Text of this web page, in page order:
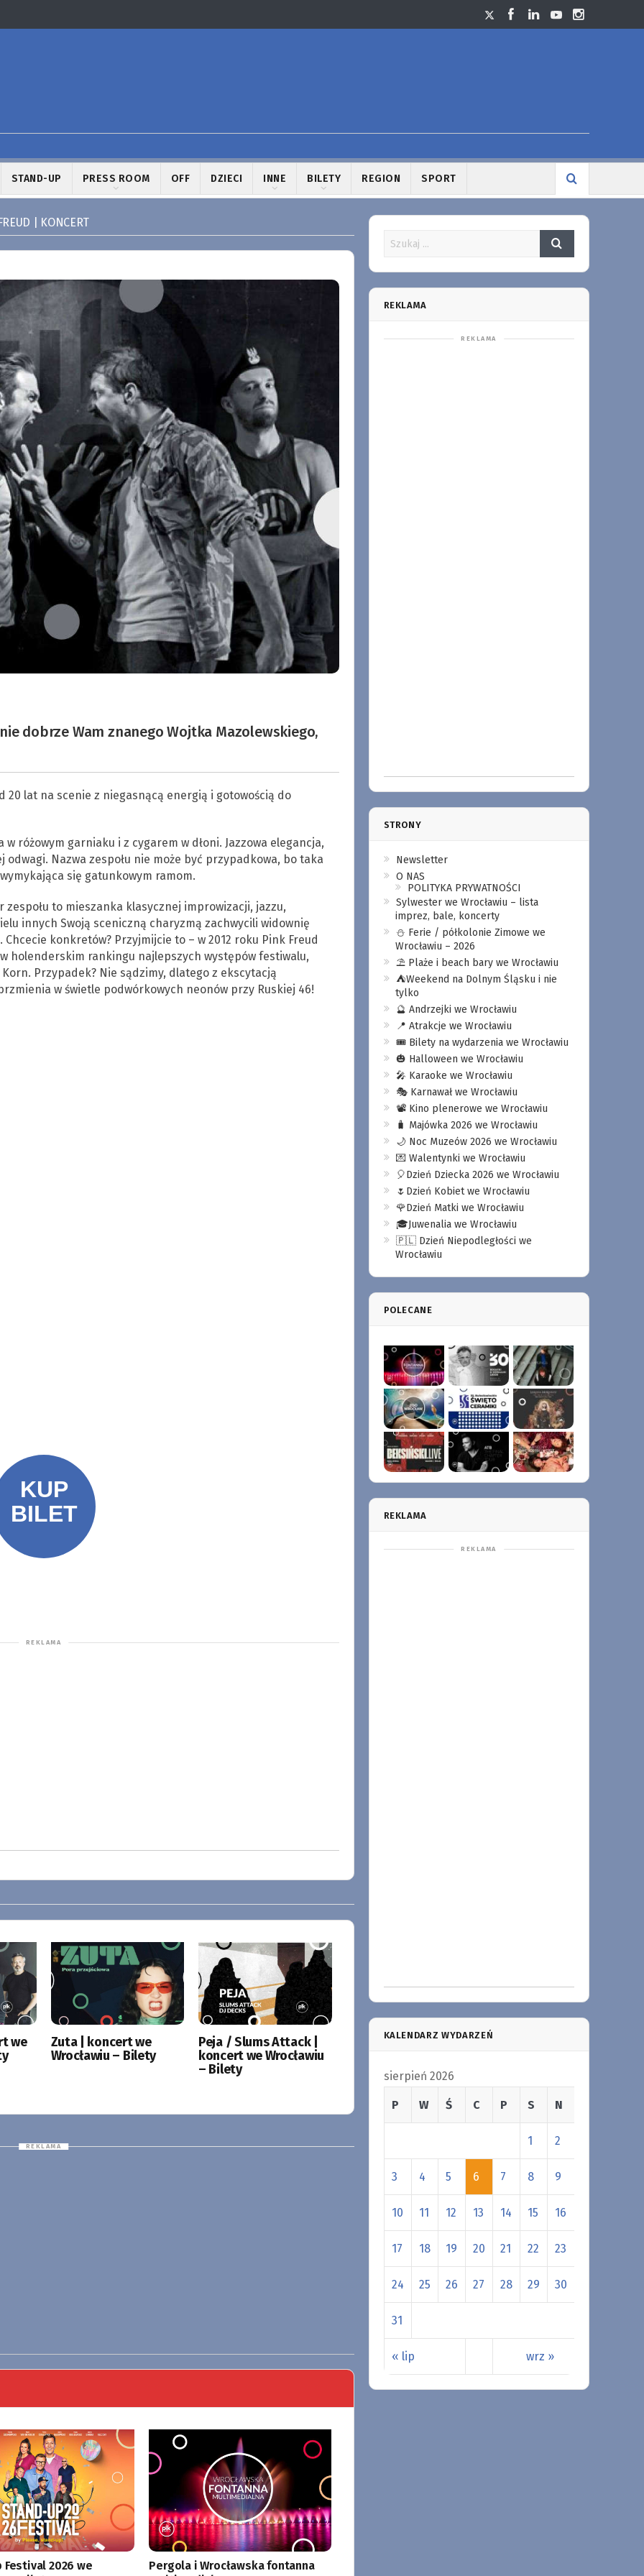
STAND-UP PRESS ROOM OFF DZIECI INNE BILETY REGION SPORT
| KONCERT
dobrze Wam znanego Wojtka Mazolewskiego,
20 lat na scenie z niegasnącą energią i gotowością do
różowym garniaku i z cygarem w dłoni. Jazzowa elegancja,
Nazwa zespołu nie może być przypadkowa, bo taka
się gatunkowym ramom.
to mieszanka klasycznej improwizacji, jazzu,
innych Swoją sceniczną charyzmą zachwycili widownię
konkretów? Przyjmijcie to – w 2012 roku Pink Freud
holenderskim rankingu najlepszych występów festiwalu,
Przypadek? Nie sądzimy, dlatego z ekscytacją
w świetle podwórkowych neonów przy Ruskiej 46!
we
Zuta | koncert we
Wrocławiu – Bilety
Peja / Slums Attack |
koncert we Wrocławiu
– Bilety
Festival 2026 we
Pergola i Wrocławska fontanna
REKLAMA
STRONY
Newsletter
O NAS
POLITYKA PRYWATNOŚCI
Sylwester we Wrocławiu – lista
imprez, bale, koncerty
⛄️ Ferie / półkolonie Zimowe we
Wrocławiu – 2026
⛱️ Plaże i beach bary we Wrocławiu
⛺️Weekend na Dolnym Śląsku i nie
tylko
🔮 Andrzejki we Wrocławiu
📍 Atrakcje we Wrocławiu
🎟️ Bilety na wydarzenia we Wrocławiu
🎃 Halloween we Wrocławiu
🎤 Karaoke we Wrocławiu
🎭 Karnawał we Wrocławiu
📽️ Kino plenerowe we Wrocławiu
🧳 Majówka 2026 we Wrocławiu
🌙 Noc Muzeów 2026 we Wrocławiu
💌 Walentynki we Wrocławiu
🎈Dzień Dziecka 2026 we Wrocławiu
🌷Dzień Kobiet we Wrocławiu
🌹Dzień Matki we Wrocławiu
🎓Juwenalia we Wrocławiu
🇵🇱 Dzień Niepodległości we
Wrocławiu
POLECANE
REKLAMA
KALENDARZ WYDARZEŃ
sierpień 2026
P W Ś C P S N
« lip wrz »
1 2
3 4 5 6 7 8 9
10 11 12 13 14 15 16
17 18 19 20 21 22 23
24 25 26 27 28 29 30
31